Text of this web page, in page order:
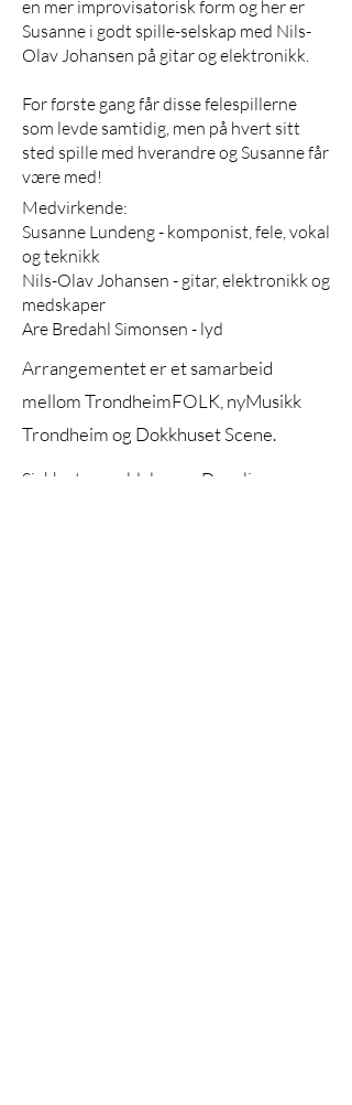
en mer improvisatorisk form og her er
Susanne i godt spille-selskap med Nils-
Olav Johansen på gitar og elektronikk.
For første gang får disse felespillerne
som levde samtidig, men på hvert sitt
sted spille med hverandre og Susanne får
være med!
Medvirkende:
Susanne Lundeng - komponist, fele, vokal
og teknikk
Nils-Olav Johansen - gitar, elektronikk og
medskaper
Are Bredahl Simonsen - lyd
Arrangementet er et samarbeid
mellom TrondheimFOLK, nyMusikk
Trondheim og Dokkhuset Scene.
Sjekk ut anmeldelser av De salige: